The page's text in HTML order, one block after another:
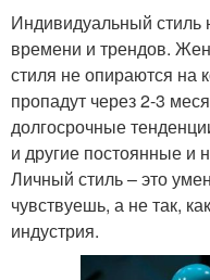
Индивидуальный стиль
времени и трендов.
стиля не опираются на
пропадут через 2-3
долгосрочные
и другие постоянные и
Личный стиль – это
чувствуешь, а не так,
индустрия.